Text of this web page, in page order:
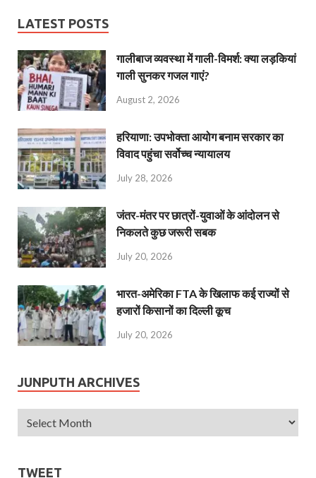
LATEST POSTS
गालीबाज व्‍यवस्‍था में गाली-विमर्श: क्या लड़कियां
गाली सुनकर गजल गाएं?
August 2, 2026
हरियाणा: उपभोक्ता आयोग बनाम सरकार का
विवाद पहुंचा सर्वोच्च न्यायालय
July 28, 2026
जंतर-मंतर पर छात्रों-युवाओं के आंदोलन से
निकलते कुछ जरूरी सबक
July 20, 2026
भारत-अमेरिका FTA के खिलाफ कई राज्यों से
हजारों किसानों का दिल्ली कूच
July 20, 2026
JUNPUTH ARCHIVES
TWEET